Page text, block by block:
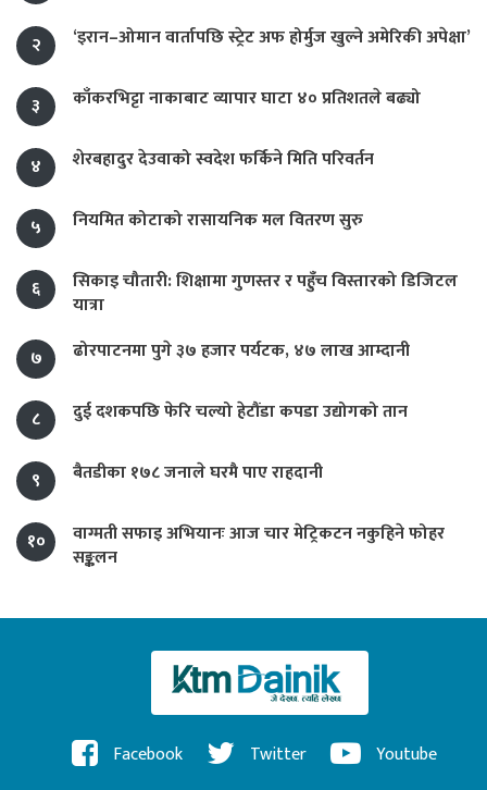
२ ‘इरान–ओमान वार्तापछि स्ट्रेट अफ होर्मुज खुल्ने अमेरिकी अपेक्षा’
३ काँकरभिट्टा नाकाबाट व्यापार घाटा ४० प्रतिशतले बढ्यो
४ शेरबहादुर देउवाको स्वदेश फर्किने मिति परिवर्तन
५ नियमित कोटाको रासायनिक मल वितरण सुरु
६
सिकाइ चौतारी: शिक्षामा गुणस्तर र पहुँच विस्तारको डिजिटल
यात्रा
७
ढोरपाटनमा पुगे ३७ हजार पर्यटक, ४७ लाख आम्दानी
८ दुई दशकपछि फेरि चल्यो हेटौंडा कपडा उद्योगको तान
९ बैतडीका १७८ जनाले घरमै पाए राहदानी
१०
वाग्मती सफाइ अभियानः आज चार मेट्रिकटन नकुहिने फोहर
सङ्कलन
Facebook Twitter Youtube